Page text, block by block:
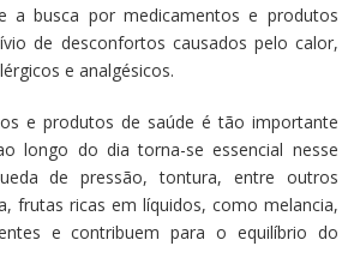
a busca por medicamentos e produtos
de desconfortos causados pelo calor,
e analgésicos.
e produtos de saúde é tão importante
longo do dia torna-se essencial nesse
de pressão, tontura, entre outros
frutas ricas em líquidos, como melancia,
e contribuem para o equilíbrio do